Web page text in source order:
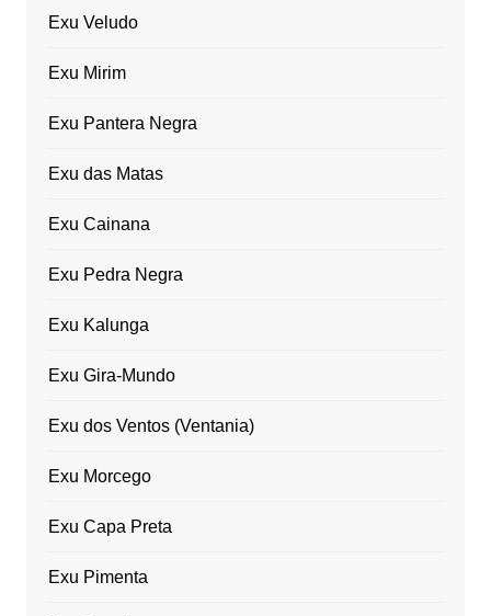
Exu Veludo
Exu Mirim
Exu Pantera Negra
Exu das Matas
Exu Cainana
Exu Pedra Negra
Exu Kalunga
Exu Gira-Mundo
Exu dos Ventos (Ventania)
Exu Morcego
Exu Capa Preta
Exu Pimenta